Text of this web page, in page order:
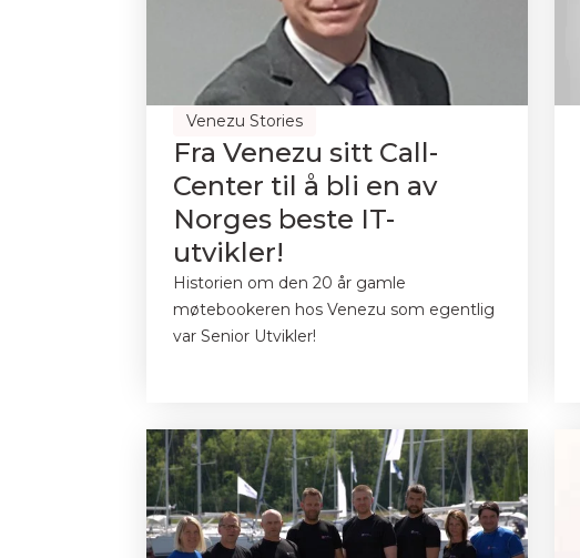
Venezu Stories
Fra Venezu sitt Call-
Center til å bli en av
Norges beste IT-
utvikler!
Historien om den 20 år gamle
møtebookeren hos Venezu som egentlig
var Senior Utvikler!